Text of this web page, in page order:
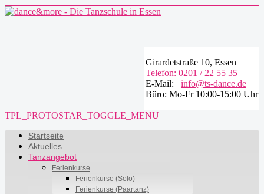
Girardetstraße 10, Essen
Telefon: 0201 / 22 55 35
E-Mail: info@ts-dance.de
Büro: Mo-Fr 10:00-15:00 Uhr
TPL_PROTOSTAR_TOGGLE_MENU
Startseite
Aktuelles
Tanzangebot
Ferienkurse
Ferienkurse (Solo)
Ferienkurse (Paartanz)